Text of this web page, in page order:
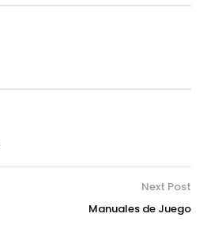
Next Post
Manuales de Juego